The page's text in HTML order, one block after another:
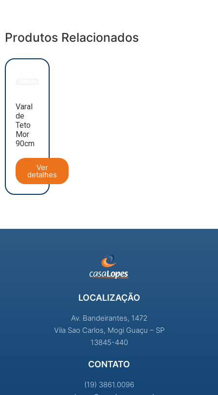
Produtos Relacionados
Varal
de
Teto
Mor
90cm
Ver
detalhes
LOCALIZAÇÃO
Av. Bandeirantes, 1472
Vila Sao Carlos, Mogi Guaçu – SP
13845-440
CONTATO
(19) 3861.0096